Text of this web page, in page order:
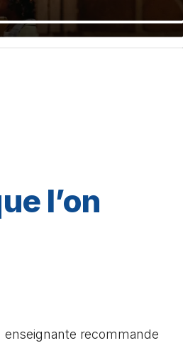
l’on
recommande